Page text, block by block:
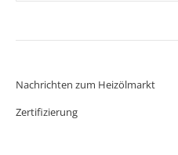
Nachrichten zum Heizölmarkt
Zertifizierung